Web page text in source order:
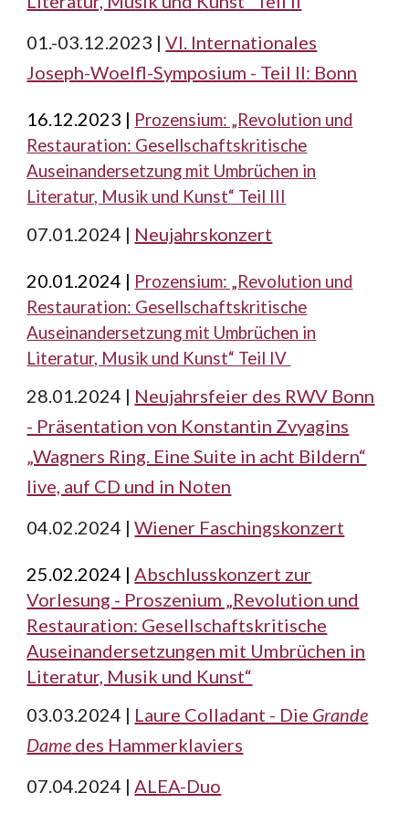
01.-03.12.2023 |VI. Internationales
Joseph-Woelfl-Symposium - Teil II: Bonn
16.12.2023 | Prozensium: „Revolution und
Restauration: Gesellschaftskritische
Auseinandersetzung mit Umbrüchen in
Literatur, Musik und Kunst“ Teil III
07.01.2024 | Neujahrskonzert
20.01.2024 | Prozensium: „Revolution und
Restauration: Gesellschaftskritische
Auseinandersetzung mit Umbrüchen in
Literatur, Musik und Kunst“ Teil IV
28.01.2024 | Neujahrsfeier des RWV Bonn
- Präsentation von Konstantin Zvyagins
„Wagners Ring. Eine Suite in acht Bildern“
live, auf CD und in Noten
04.02.2024 |Wiener Faschingskonzert
25.02.2024 |Abschlusskonzert zur
Vorlesung - Proszenium „Revolution und
Restauration: Gesellschaftskritische
Auseinandersetzungen mit Umbrüchen in
Literatur, Musik und Kunst“
03.03.2024 | Laure Colladant - Die Grande
Dame des Hammerklaviers
07.04.2024 |ALEA-Duo